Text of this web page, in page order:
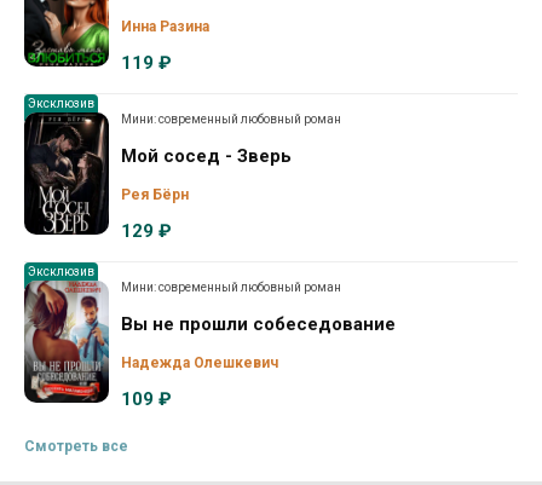
Инна Разина
119 ₽
Эксклюзив
Мини: современный любовный роман
Мой сосед - Зверь
Рея Бёрн
129 ₽
Эксклюзив
Мини: современный любовный роман
Вы не прошли собеседование
Надежда Олешкевич
109 ₽
Смотреть все